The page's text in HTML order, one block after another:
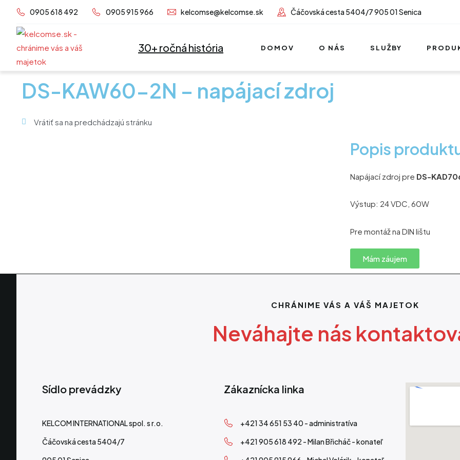
Preskočiť
obsah
0905 618 492 0905 915 966 kelcomse@kelcomse.sk Čáčovská cesta 5404/7 905 01 Senica
30+ ročná história DOMOV O NÁS SLUŽBY
DS-KAW60-2N – napájací zdroj
Vrátiť sa na predchádzajú stránku
Popis
Napájací zdroj pre DS-
Výstup: 24 VDC, 60W
Pre montáž na DIN lištu
Mám záujem
CHRÁNIME VÁS A VÁŠ MAJETOK
Neváhajte nás
Sídlo prevádzky
KELCOM INTERNATIONAL spol. s r.o.
Čáčovská cesta 5404/7
Zákaznícka linka
+421 34 651 53 40 - administratíva
+421 905 618 492 - Milan Břicháč - konateľ